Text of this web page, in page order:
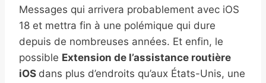
Messages qui arrivera probablement avec iOS
18 et mettra fin à une polémique qui dure
depuis de nombreuses années. Et enfin, le
possible Extension de l’assistance routière
iOS dans plus d’endroits qu’aux États-Unis, une